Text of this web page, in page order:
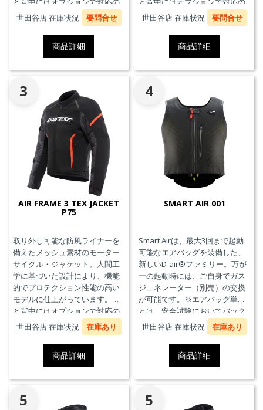
プロテクターを装着することが
できます。また、防水の内ポケ
ット、EN17092クラスA認証、パ
ンツと接続可能なファスナーを
備えています。
世田谷店 在庫状況 要問合せ
商品詳細
プロテクターを装着することが
できます。また、防水の内ポケ
ット、EN17092クラスA認証、パ
ンツと接続可能なファスナーを
備えています。
世田谷店 在庫状況 要問合せ
商品詳細
3
AIR FRAME 3 TEX JACKET
P75
取り外し可能な防風ライナーを
備えたメッシュ素材のモーター
サイクル・ジャケット。人間工
学に基づいた設計により、機能
的でプロテクション性能の高い
モデルに仕上がっています。胸
と背中にはオプションで対応の
プロテクターを装着することが
できます。また、防水の内ポケ
ット、EN17092クラスA認証、パ
ンツと接続可能なファスナーを
備えています。
世田谷店 在庫状況 在庫あり
商品詳細
4
SMART AIR 001
Smart Airは、最大3回まで起動
可能なエアバッグを装備した、
新しいD-air®ファミリー。万が
一の起動時には、ご自身でガス
ジェネレーター（別売）の交換
が可能です。※エアバッグ単体
とは、安全試験においてバック
プロテクターとの併用を必要と
せず、エアバッグことを指しま
世田谷店 在庫状況 在庫あり
商品詳細
5 5